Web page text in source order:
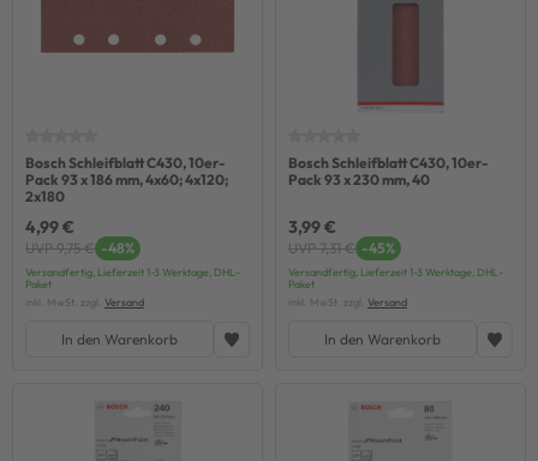
Bosch Schleifblatt C430, 10er-
Pack 93 x 186 mm, 4x60; 4x120;
2x180
4,99 €
UVP 9,75 € -48%
Versandfertig, Lieferzeit 1-3 Werktage, DHL-
Paket
inkl. MwSt. zzgl. Versand
In den Warenkorb
Bosch Schleifblatt C430, 10er-
Pack 93 x 230 mm, 40
3,99 €
UVP 7,31 € -45%
Versandfertig, Lieferzeit 1-3 Werktage, DHL-
Paket
inkl. MwSt. zzgl. Versand
In den Warenkorb